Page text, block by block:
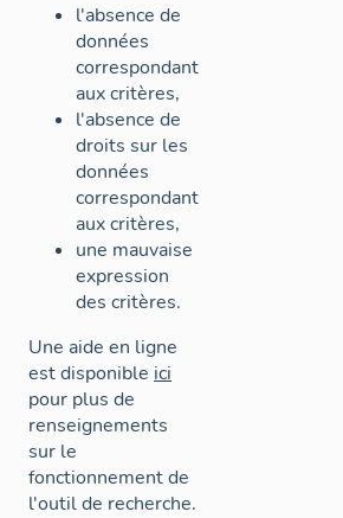
l'absence de
données
correspondant
aux critères,
l'absence de
droits sur les
données
correspondant
aux critères,
une mauvaise
expression
des critères.
Une aide en ligne
est disponible ici
pour plus de
renseignements
sur le
fonctionnement de
l'outil de recherche.